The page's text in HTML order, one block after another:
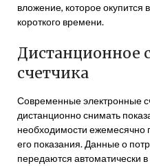
вложение, которое окупится
короткого времени.
Дистанционное
счетчика
Современные электронные
дистанционно снимать
необходимости ежемесячно
его показания. Данные о
передаются автоматически